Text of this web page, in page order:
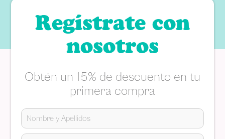
Regístrate con
nosotros
Obtén un 15% de descuento en tu
primera compra